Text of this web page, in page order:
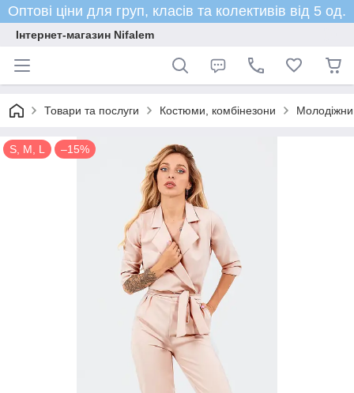
Оптові ціни для груп, класів та колективів від 5 од.
Інтернет-магазин Nifalem
Товари та послуги Костюми, комбінезони
S, M, L –15%